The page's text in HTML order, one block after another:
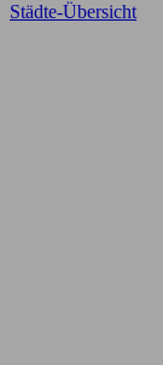
Städte-Übersicht